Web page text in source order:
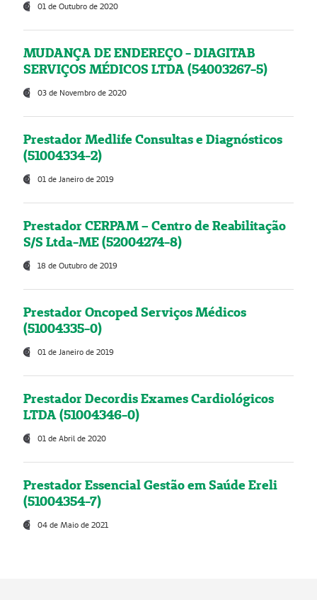
01 de Outubro de 2020
MUDANÇA DE ENDEREÇO - DIAGITAB
SERVIÇOS MÉDICOS LTDA (54003267-5)
03 de Novembro de 2020
Prestador Medlife Consultas e Diagnósticos
(51004334-2)
01 de Janeiro de 2019
Prestador CERPAM – Centro de Reabilitação
S/S Ltda-ME (52004274-8)
18 de Outubro de 2019
Prestador Oncoped Serviços Médicos
(51004335-0)
01 de Janeiro de 2019
Prestador Decordis Exames Cardiológicos
LTDA (51004346-0)
01 de Abril de 2020
Prestador Essencial Gestão em Saúde Ereli
(51004354-7)
04 de Maio de 2021